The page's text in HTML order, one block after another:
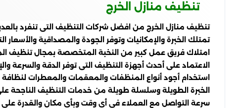
تنظيف منازل الخرج
تنظيف منازل الخرج من افضل شركات التنظيف التى تنفرد
تمتلك الخبرة والإمكانيات وتوفر الجودة والمصداقية والأسعار
امتلاك فريق عمل كبير من النخبة المتخصصة بمجال تنظيف
الاعتماد على أحدث أجهزة التنظيف التى توفر الدقة والسرعة
استخدام أجود أنواع المنظفات والمعقمات والمعطرات لنظافة
الخبرة الطويلة وسلسلة طويلة من خدمات التنظيف الناجحة
سرعة التواصل مع العملاء في أي وقت وبأي مكان والقدرة على